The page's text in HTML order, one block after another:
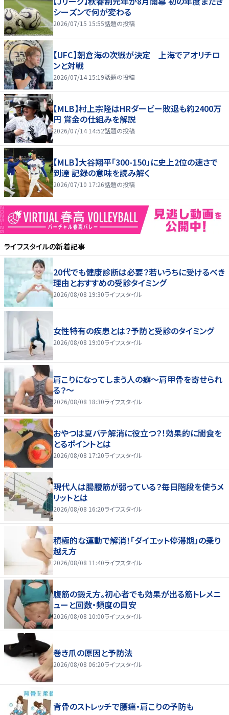
シーズンで何が変わる
2026/07/15 15:55話題の投稿
【UFC】朝倉海の次戦が決定 上海でアオリチロ
ンと対戦
2026/07/14 15:19話題の投稿
【MLB】村上宗隆はHRダービー敗退も約2400万
円 賞金の仕組みを解説
2026/07/14 14:52話題の投稿
【MLB】大谷翔平「300-150」に史上2位の速さで
到達 記録の意味を読み解く
2026/07/10 17:26話題の投稿
ライフスタイルの新着記事
20代でも健康診断は必要？若いうちに受けるべき
理由とおすすめの受診タイミング
2026/08/08 19:30ライフスタイル
女性特有の疾患とは？予防と受診のタイミング
2026/08/08 19:00ライフスタイル
肩こりになってしまう人の癖～肩甲骨を寄せられ
る？～
2026/08/08 18:30ライフスタイル
おやつは夏バテ解消に役立つ？！効果的に間食を
とるポイントとは
2026/08/08 17:20ライフスタイル
現代人は腸腰筋が弱っている？毎日階段を使うメ
リットとは
2026/08/08 16:20ライフスタイル
積極的な運動で解消！「ダイエット停滞期」の乗り
越え方
2026/08/08 11:40ライフスタイル
腹筋の鍛え方。初心者でも効果が出る筋トレメニ
ューと回数・頻度の目安
2026/08/08 10:00ライフスタイル
巻き爪の原因と予防法
2026/08/08 06:20ライフスタイル
背骨のストレッチで腰痛・肩こりの予防も